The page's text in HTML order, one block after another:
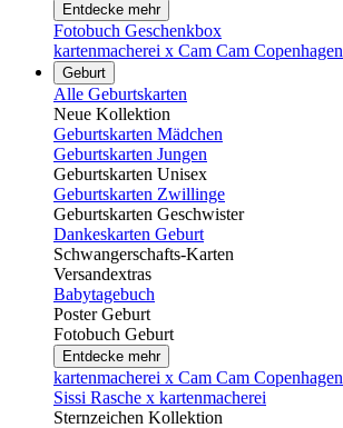
Entdecke mehr
Fotobuch Geschenkbox
kartenmacherei x Cam Cam Copenhagen
Geburt
Alle Geburtskarten
Neue Kollektion
Geburtskarten Mädchen
Geburtskarten Jungen
Geburtskarten Unisex
Geburtskarten Zwillinge
Geburtskarten Geschwister
Dankeskarten Geburt
Schwangerschafts-Karten
Versandextras
Babytagebuch
Poster Geburt
Fotobuch Geburt
Entdecke mehr
kartenmacherei x Cam Cam Copenhagen
Sissi Rasche x kartenmacherei
Sternzeichen Kollektion